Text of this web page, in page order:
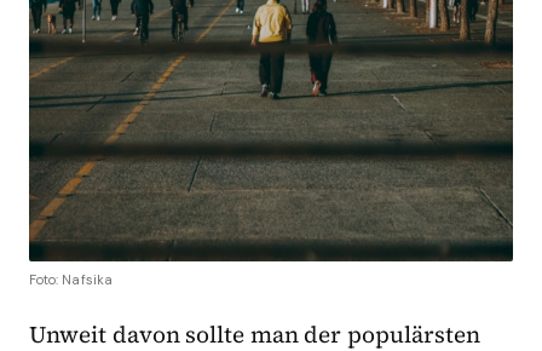
Foto: Nafsika
Unweit davon sollte man der populärsten